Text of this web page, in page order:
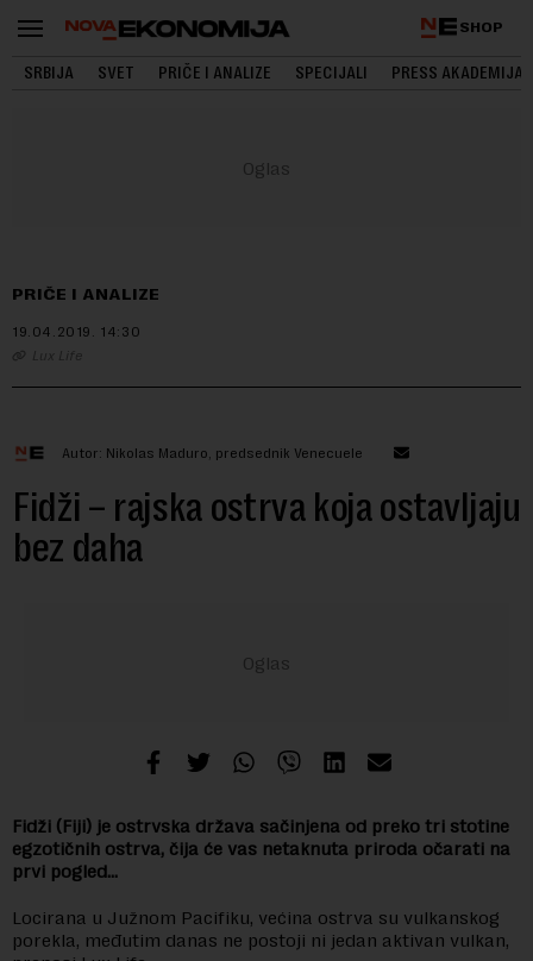
SHOP
SRBIJA SVET PRIČE I ANALIZE SPECIJALI PRESS AKADEMIJA
PRIČE I ANALIZE
19.04.2019. 14:30
Lux Life
Autor: Nikolas Maduro, predsednik Venecuele
Fidži – rajska ostrva koja ostavljaju
bez daha
Fidži (Fiji) je ostrvska država sačinjena od preko tri stotine
egzotičnih ostrva, čija će vas netaknuta priroda očarati na
prvi pogled…
Locirana u Južnom Pacifiku, većina ostrva su vulkanskog
porekla, međutim danas ne postoji ni jedan aktivan vulkan,